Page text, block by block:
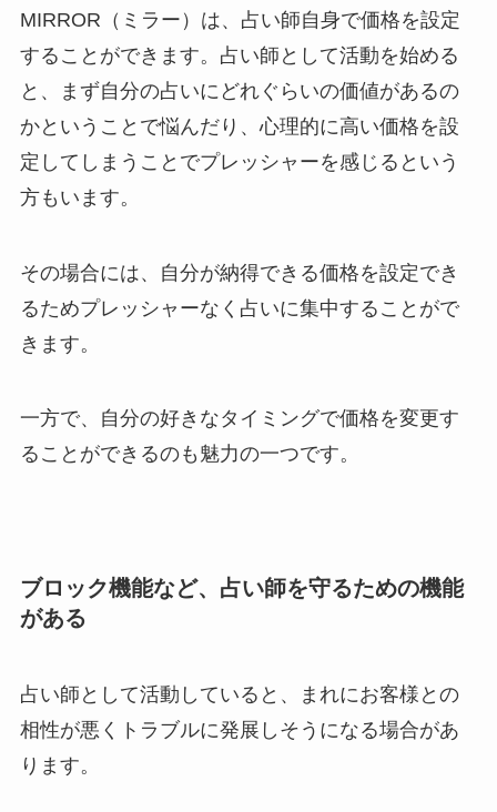
MIRROR（ミラー）は、占い師自身で価格を設定
することができます。占い師として活動を始める
と、まず自分の占いにどれぐらいの価値があるの
かということで悩んだり、心理的に高い価格を設
定してしまうことでプレッシャーを感じるという
方もいます。
その場合には、自分が納得できる価格を設定でき
るためプレッシャーなく占いに集中することがで
きます。
一方で、自分の好きなタイミングで価格を変更す
ることができるのも魅力の一つです。
ブロック機能など、占い師を守るための機能
がある
占い師として活動していると、まれにお客様との
相性が悪くトラブルに発展しそうになる場合があ
ります。